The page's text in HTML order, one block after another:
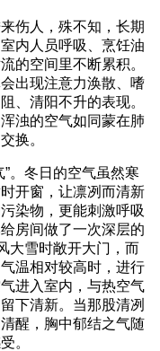
伤人，殊不知，长期
内人员呼吸、烹饪油
的空间里不断累积。
出现注意力涣散、嗜
、清阳不升的表现。
浊的空气如同蒙在肺
换。
。冬日的空气虽然寒
开窗，让凛冽而清新
染物，更能刺激呼吸
房间做了一次深层的
大雪时敞开大门，而
温相对较高时，进行
进入室内，与热空气
下清新。当那股清冽
醒，胸中郁结之气随
。